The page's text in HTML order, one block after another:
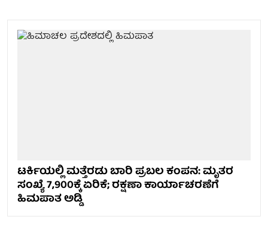
ಟರ್ಕಿಯಲ್ಲಿ ಮತ್ತೆರಡು ಬಾರಿ ಪ್ರಬಲ ಕಂಪನ: ಮೃತರ
ಸಂಖ್ಯೆ 7,900ಕ್ಕೆ ಏರಿಕೆ; ರಕ್ಷಣಾ ಕಾರ್ಯಾಚರಣೆಗೆ
ಹಿಮಪಾತ ಅಡ್ಡಿ